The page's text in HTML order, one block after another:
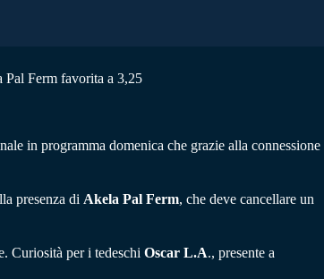
Ferm favorita a 3,25
in programma domenica che grazie alla connessione
presenza di Akela Pal Ferm, che deve cancellare un
Curiosità per i tedeschi Oscar L.A., presente a